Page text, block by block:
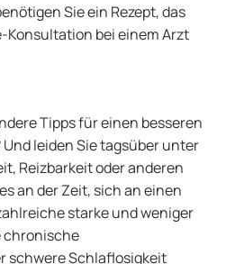
Sie ein Rezept, das
Konsultation bei einem Arzt
Tipps für einen besseren
leiden Sie tagsüber unter
Reizbarkeit oder anderen
an der Zeit, sich an einen
starke und weniger
chronische
schwere Schlaflosigkeit